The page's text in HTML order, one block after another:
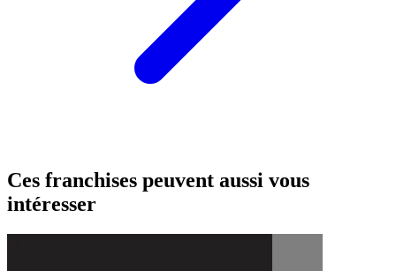
Ces franchises peuvent aussi vous
intéresser